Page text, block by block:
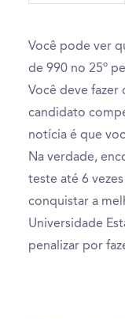
Você pode ver
de 990 no 25º
Você deve fazer
candidato
notícia é que
Na verdade,
teste até 6
conquistar a
Universidade
penalizar por